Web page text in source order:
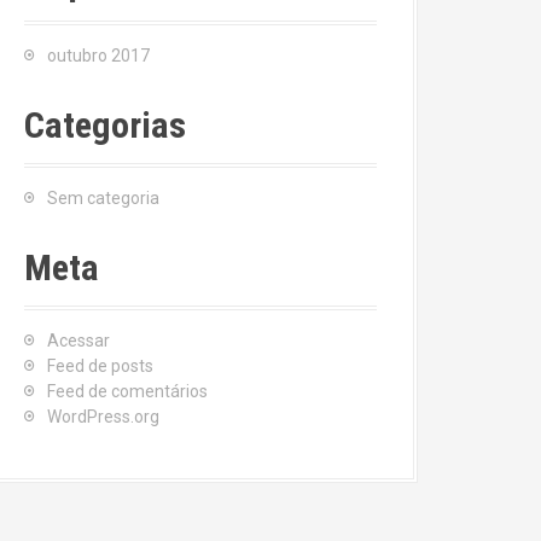
outubro 2017
Categorias
Sem categoria
Meta
Acessar
Feed de posts
Feed de comentários
WordPress.org